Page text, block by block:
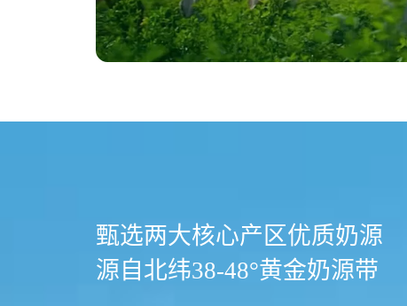
甄选两大核心产区优质奶源
源自北纬38-48°黄金奶源带